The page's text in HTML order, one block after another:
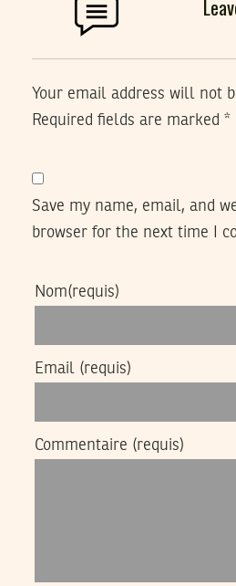
Your email address will not
Required fields are marked *
Save my name, email, and
browser for the next time I
Nom(requis)
Email (requis)
Commentaire (requis)